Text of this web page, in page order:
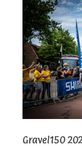
Gravel150